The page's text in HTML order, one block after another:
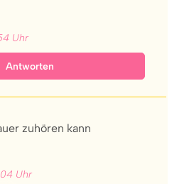
Uhr
Antworten
zuhören kann
Uhr